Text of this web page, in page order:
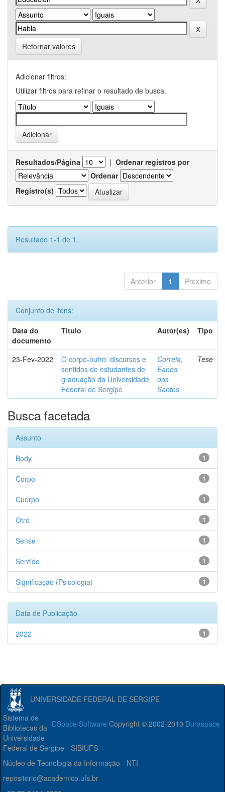
Retornar valores
Adicionar filtros:
Utilizar filtros para refinar o resultado de busca.
Resultados/Página | Ordenar registros por
Ordenar
Registro(s)
Resultado 1-1 de 1.
Anterior 1 Próximo
Conjunto de itens:
Data do
documento
Título Autor(es) Tipo
23-Fev-2022
O corpo-outro: discursos e
sentidos de estudantes de
graduação da Universidade
Federal de Sergipe
Correia,
Eanes
dos
Santos
Tese
Busca facetada
Assunto
1
Body
1
Corpo
1
Cuerpo
1
Otro
1
Sense
1
Sentido
1
Significação (Psicologia)
Data de Publicação
1
2022
UNIVERSIDADE FEDERAL DE SERGIPE
DSpace Software Copyright © 2002-2010 Duraspace
Sistema de
Bibliotecas da
Universidade
Federal de Sergipe - SIBIUFS
Núcleo de Tecnologia da Informação - NTI
repositorio@academico.ufs.br